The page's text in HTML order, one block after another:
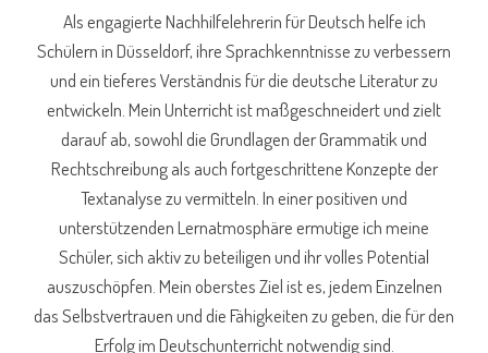
Als engagierte Nachhilfelehrerin für Deutsch helfe ich
Schülern in Düsseldorf, ihre Sprachkenntnisse zu verbessern
und ein tieferes Verständnis für die deutsche Literatur zu
entwickeln. Mein Unterricht ist maßgeschneidert und zielt
darauf ab, sowohl die Grundlagen der Grammatik und
Rechtschreibung als auch fortgeschrittene Konzepte der
Textanalyse zu vermitteln. In einer positiven und
unterstützenden Lernatmosphäre ermutige ich meine
Schüler, sich aktiv zu beteiligen und ihr volles Potential
auszuschöpfen. Mein oberstes Ziel ist es, jedem Einzelnen
das Selbstvertrauen und die Fähigkeiten zu geben, die für den
Erfolg im Deutschunterricht notwendig sind.